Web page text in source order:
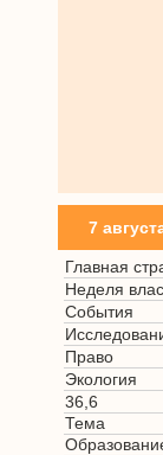
7
Главная
Неделя
События
Право
Экология
36,6
Тема